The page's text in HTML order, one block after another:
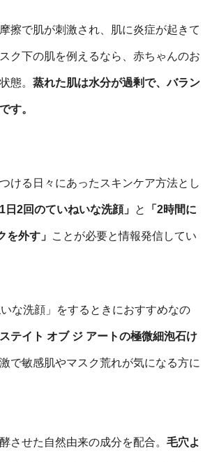
擦で肌が刺激され、肌に炎症が起きて
ク下の肌を例えるなら、赤ちゃんのお
態。 蒸れた肌は水分が過剰で、バラン
す。
ける日々にあったスキンケア方法とし
1日2回のていねいな洗顔」 と 「2時間に
を外す」 ことが必要と情報発信してい
いな洗顔」をするときにおすすめなの
ステイト オブ ジ アートの極微細泡石け
で敏感肌やマスク荒れが気になる方に
させた自然由来の成分を配合。 毛穴よ